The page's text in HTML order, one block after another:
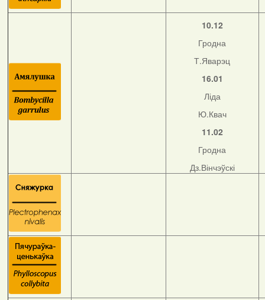
10.12
Гродна
Т.Яварэц
16.01
Ліда
Ю.Квач
11.02
Гродна
Дз.Вінчэўскі